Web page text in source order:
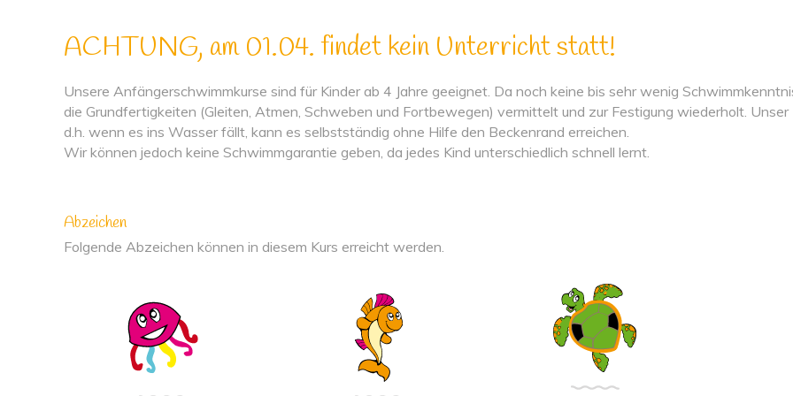
ACHTUNG, am 01.04. findet kein Unterricht statt!
Unsere Anfängerschwimmkurse sind für Kinder ab 4 Jahre geeignet. Da noch keine bis sehr wenig
die Grundfertigkeiten (Gleiten, Atmen, Schweben und Fortbewegen) vermittelt und zur Festigung wiederholt.
d.h. wenn es ins Wasser fällt, kann es selbstständig ohne Hilfe den Beckenrand erreichen.
Wir können jedoch keine Schwimmgarantie geben, da jedes Kind unterschiedlich schnell lernt.
Abzeichen
Folgende Abzeichen können in diesem Kurs erreicht werden.